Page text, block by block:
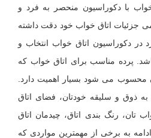
خواب با دکوراسیون منحصر به فرد و
جزئیات اتاق خواب خود دقت داشته
در دکوراسیون اتاق خواب انتخاب و
پرده مناسب برای اتاق خواب که
محسوب می شود بسیار اهمیت دارد.
به ذوق و سلیقه خودتان، فضای اتاق
تان، رنگ بندی اتاق، چیدمان اتاق
به برخی از مهمترین مواردی که